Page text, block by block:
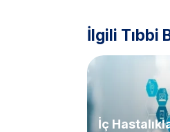
İlgili Tıbbi
İç